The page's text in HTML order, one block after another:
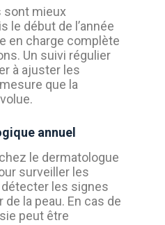
sont mieux
le début de l’année
en charge complète
Un suivi régulier
à ajuster les
que la
annuel
le dermatologue
surveiller les
les signes
la peau. En cas de
peut être